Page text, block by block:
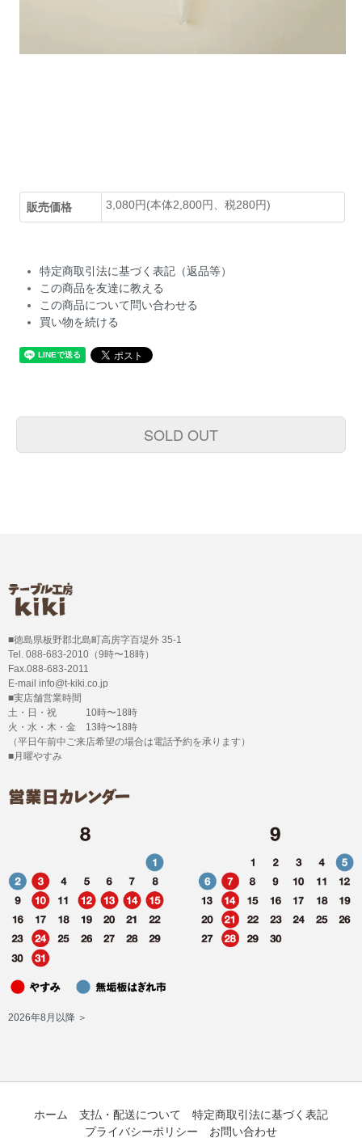
販売価格 3,080円(本体2,800円、税280円)
特定商取引法に基づく表記（返品等）
この商品を友達に教える
この商品について問い合わせる
買い物を続ける
SOLD OUT
■徳島県板野郡北島町高房字百堤外 35-1
Tel. 088-683-2010（9時〜18時）
Fax.088-683-2011
E-mail info@t-kiki.co.jp
■実店舗営業時間
土・日・祝 10時〜18時
火・水・木・金 13時〜18時
（平日午前中ご来店希望の場合は電話予約を承ります）
■月曜やすみ
2026年8月以降 ＞
ホーム 支払・配送について
特定商取引法に基づく表記
プライバシーポリシー
お問い合わせ